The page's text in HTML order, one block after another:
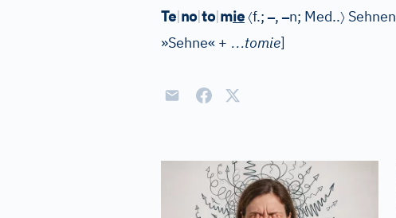
Te|no|to|mie〈f.;–,–n; Med..〉
»Sehne« + …tomie]